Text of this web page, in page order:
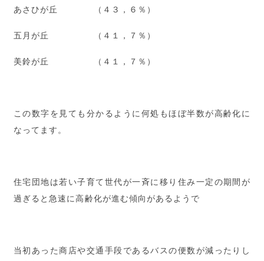
あさひが丘 （４３，６％）
五月が丘 （４１，７％）
美鈴が丘 （４１，７％）
この数字を見ても分かるように何処もほぼ半数が高齢化に
なってます。
住宅団地は若い子育て世代が一斉に移り住み一定の期間が
過ぎると急速に高齢化が進む傾向があるようで
当初あった商店や交通手段であるバスの便数が減ったりし